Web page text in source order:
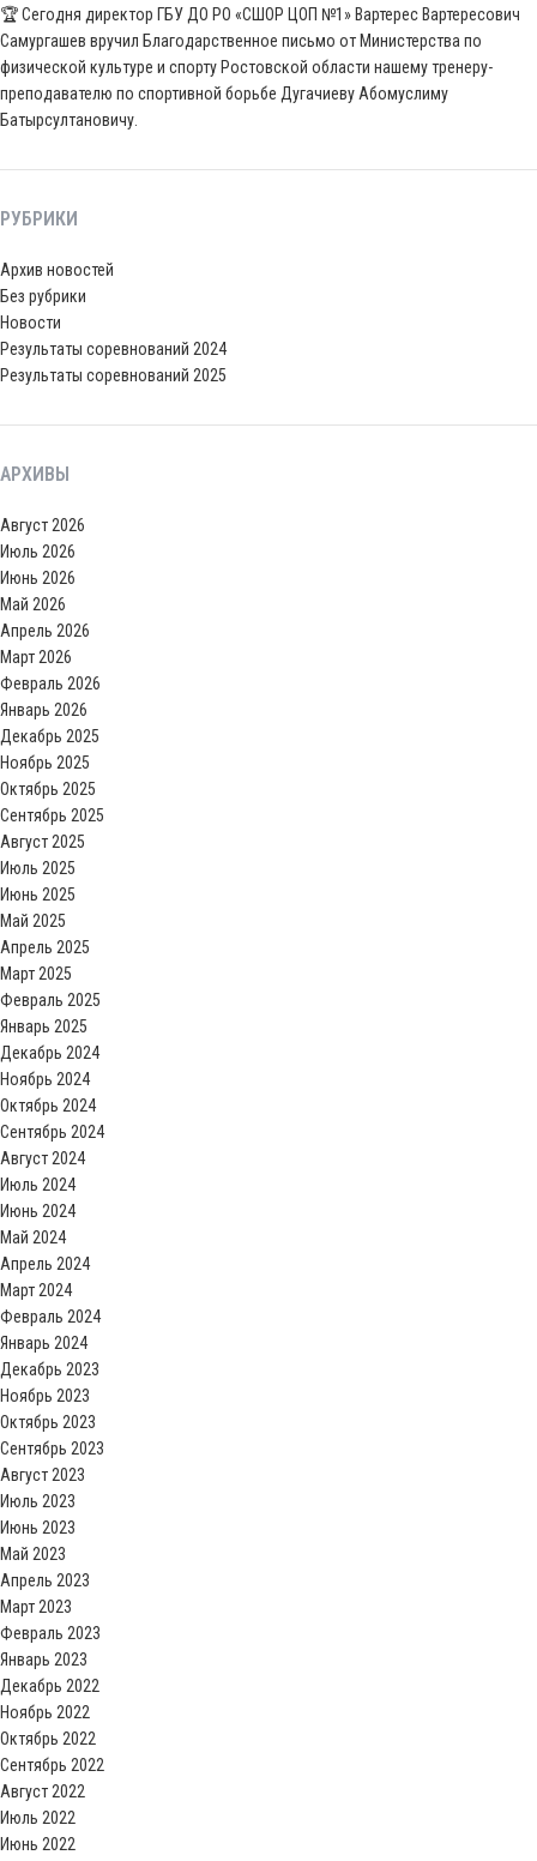
🏆 Сегодня директор ГБУ ДО РО «СШОР ЦОП №1» Вартерес Вартересович
Самургашев вручил Благодарственное письмо от Министерства по
физической культуре и спорту Ростовской области нашему тренеру-
преподавателю по спортивной борьбе Дугачиеву Абомуслиму
Батырсултановичу.
РУБРИКИ
Архив новостей
Без рубрики
Новости
Результаты соревнований 2024
Результаты соревнований 2025
АРХИВЫ
Август 2026
Июль 2026
Июнь 2026
Май 2026
Апрель 2026
Март 2026
Февраль 2026
Январь 2026
Декабрь 2025
Ноябрь 2025
Октябрь 2025
Сентябрь 2025
Август 2025
Июль 2025
Июнь 2025
Май 2025
Апрель 2025
Март 2025
Февраль 2025
Январь 2025
Декабрь 2024
Ноябрь 2024
Октябрь 2024
Сентябрь 2024
Август 2024
Июль 2024
Июнь 2024
Май 2024
Апрель 2024
Март 2024
Февраль 2024
Январь 2024
Декабрь 2023
Ноябрь 2023
Октябрь 2023
Сентябрь 2023
Август 2023
Июль 2023
Июнь 2023
Май 2023
Апрель 2023
Март 2023
Февраль 2023
Январь 2023
Декабрь 2022
Ноябрь 2022
Октябрь 2022
Сентябрь 2022
Август 2022
Июль 2022
Июнь 2022